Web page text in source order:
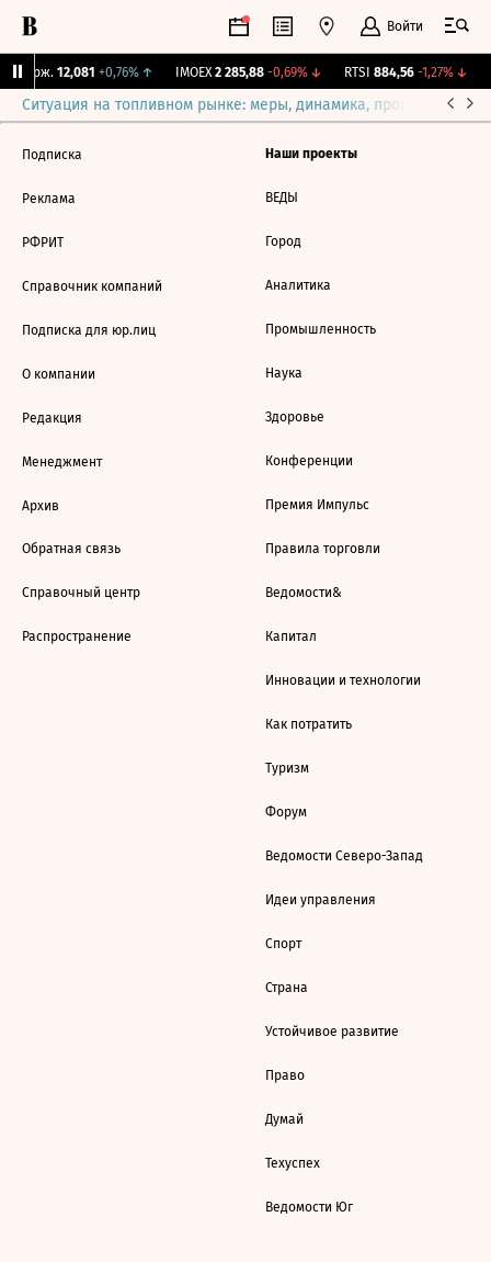
Войти
Бирж. 12,081 +0,76%↑ IMOEX 2 285,88 -0,69%↓ RTSI 884,56 -1,27%↓
Ситуация на топливном рынке: меры, динамика, прогнозы
Подписка
Реклама
РФРИТ
Справочник компаний
Подписка для юр.лиц
О компании
Редакция
Менеджмент
Архив
Обратная связь
Справочный центр
Распространение
Наши проекты
ВЕДЫ
Город
Аналитика
Промышленность
Наука
Здоровье
Конференции
Премия Импульс
Правила торговли
Ведомости&
Капитал
Инновации и технологии
Как потратить
Туризм
Форум
Ведомости Северо-Запад
Идеи управления
Спорт
Страна
Устойчивое развитие
Право
Думай
Техуспех
Ведомости Юг